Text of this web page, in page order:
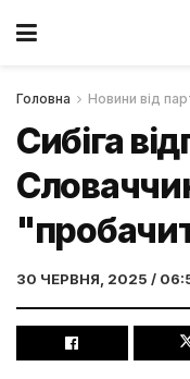
Головна Новини від
Сибіга
30 ЧЕРВНЯ, 2025 /